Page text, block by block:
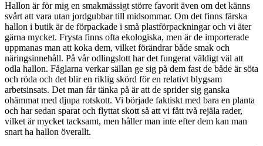
Hallon är för mig en smakmässigt större favorit även om det känns
svårt att vara utan jordgubbar till midsommar. Om det finns färska
hallon i butik är de förpackade i små plastförpackningar och vi äter
gärna mycket. Frysta finns ofta ekologiska, men är de importerade
uppmanas man att koka dem, vilket förändrar både smak och
näringsinnehåll. På vår odlingslott har det fungerat väldigt väl att
odla hallon. Fåglarna verkar sällan ge sig på dem fast de både är söta
och röda och det blir en riklig skörd för en relativt blygsam
arbetsinsats. Det man får tänka på är att de sprider sig ganska
ohämmat med djupa rotskott. Vi började faktiskt med bara en planta
och har sedan sparat och flyttat skott så att vi fått två rejäla rader,
vilket är mycket tacksamt, men håller man inte efter dem kan man
snart ha hallon överallt.